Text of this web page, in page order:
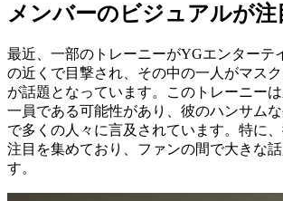
メンバーのビジュアルが注
最近、一部のトレーニーがYGエンターテ
の近くで目撃され、その中の一人がマス
が話題となっています。このトレーニー
一員である可能性があり、彼のハンサム
で多くの人々に言及されています。特に
注目を集めており、ファンの間で大きな
す。